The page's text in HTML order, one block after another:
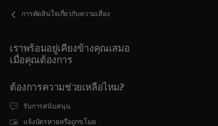
การตัดสินใจเกี่ยวกับความเสี่ยง
เราพร้อมอยู่เคียงข้างคุณเสมอ
เมื่อคุณต้องการ
ต้องการความช่วยเหลือไหม?
รับการสนับสนุน
แจ้งบัตรหายหรือถูกขโมย